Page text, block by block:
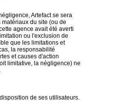
Artefact se sera
du site (ou de
agence avait été averti
ou l'exclusion de
que les limitations et
la responsabilité
et causes d'action
limitative, la négligence) ne
de ses utilisateurs.